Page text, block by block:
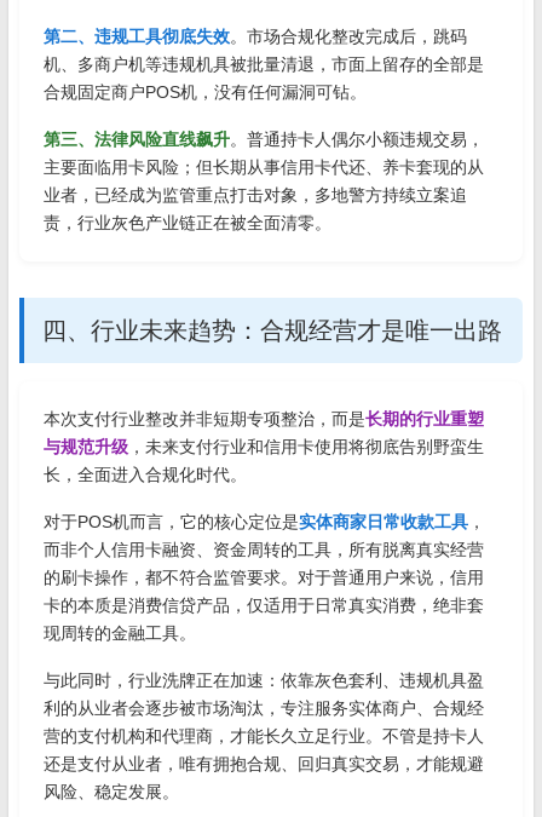
第二、违规工具彻底失效。市场合规化整改完成后，跳码
机、多商户机等违规机具被批量清退，市面上留存的全部是
合规固定商户POS机，没有任何漏洞可钻。
第三、法律风险直线飙升。普通持卡人偶尔小额违规交易，
主要面临用卡风险；但长期从事信用卡代还、养卡套现的从
业者，已经成为监管重点打击对象，多地警方持续立案追
责，行业灰色产业链正在被全面清零。
四、行业未来趋势：合规经营才是唯一出路
本次支付行业整改并非短期专项整治，而是长期的行业重塑
与规范升级 ，未来支付行业和信用卡使用将彻底告别野蛮生
长，全面进入合规化时代。
对于POS机而言，它的核心定位是实体商家日常收款工具 ，
而非个人信用卡融资、资金周转的工具，所有脱离真实经营
的刷卡操作，都不符合监管要求。对于普通用户来说，信用
卡的本质是消费信贷产品，仅适用于日常真实消费，绝非套
现周转的金融工具。
与此同时，行业洗牌正在加速：依靠灰色套利、违规机具盈
利的从业者会逐步被市场淘汰，专注服务实体商户、合规经
营的支付机构和代理商，才能长久立足行业。不管是持卡人
还是支付从业者，唯有拥抱合规、回归真实交易，才能规避
风险、稳定发展。